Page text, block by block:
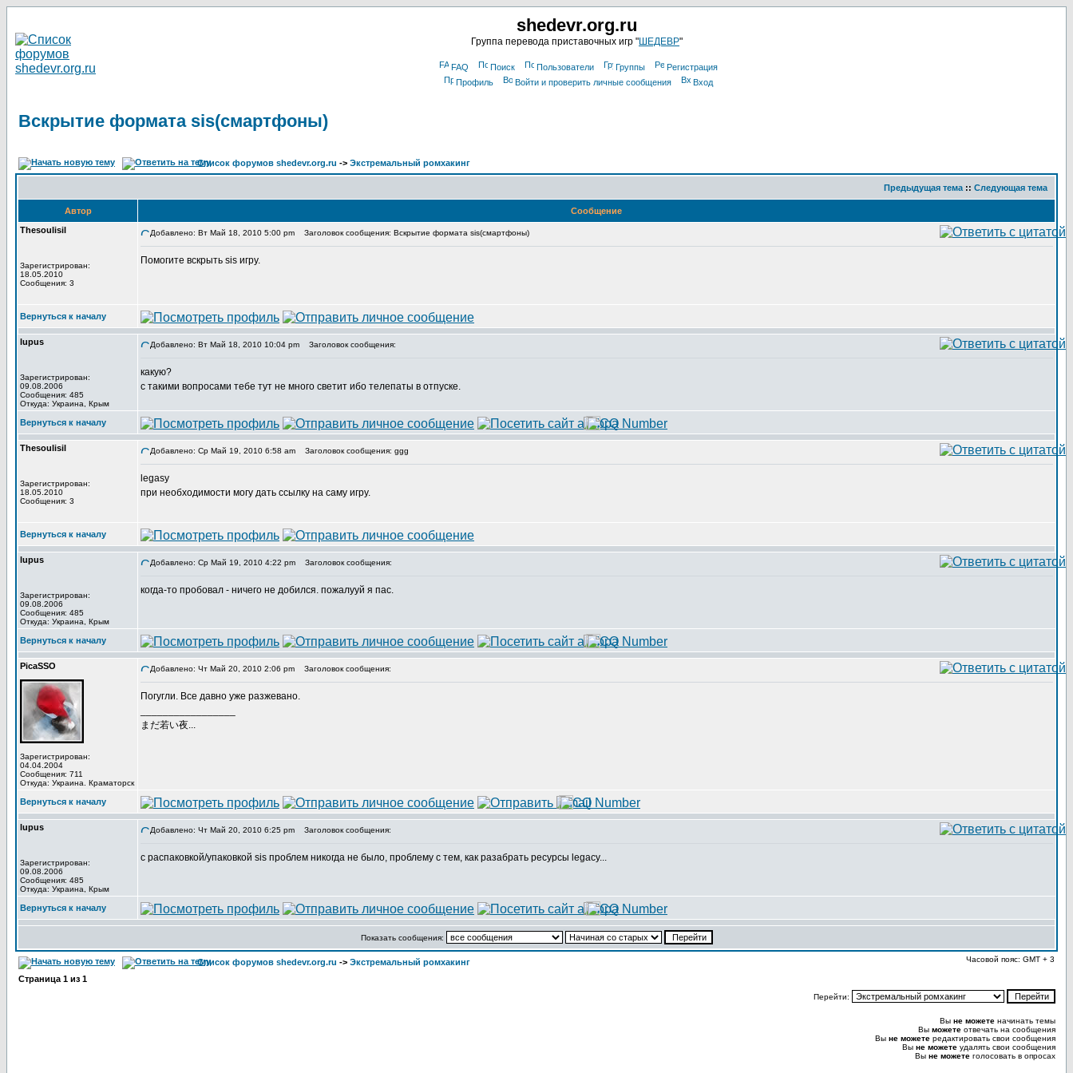
shedevr.org.ru
Группа перевода приставочных игр "ШЕДЕВР"
FAQ Поиск Пользователи Группы
Регистрация
Профиль
Войти и проверить личные сообщения Вход
Вскрытие формата sis(смартфоны)
Список форумов shedevr.org.ru -> Экстремальный ромхакинг
Предыдущая тема :: Следующая тема
Автор
Сообщение
Thesoulisil
Зарегистрирован:
18.05.2010
Сообщения: 3
Добавлено: Вт Май 18, 2010 5:00 pm Заголовок сообщения: Вскрытие формата sis(смартфоны)
Помогите вскрыть sis игру.
Вернуться к началу
lupus
Зарегистрирован:
09.08.2006
Сообщения: 485
Откуда: Украина, Крым
Добавлено: Вт Май 18, 2010 10:04 pm Заголовок сообщения:
какую?
с такими вопросами тебе тут не много светит ибо телепаты в отпуске.
Вернуться к началу
Thesoulisil
Зарегистрирован:
18.05.2010
Сообщения: 3
Добавлено: Ср Май 19, 2010 6:58 am Заголовок сообщения: ggg
legasy
при необходимости могу дать ссылку на саму игру.
Вернуться к началу
lupus
Зарегистрирован:
09.08.2006
Сообщения: 485
Откуда: Украина, Крым
Добавлено: Ср Май 19, 2010 4:22 pm Заголовок сообщения:
когда-то пробовал - ничего не добился. пожалууй я пас.
Вернуться к началу
PicaSSO
Зарегистрирован:
04.04.2004
Сообщения: 711
Откуда: Украина. Краматорск
Добавлено: Чт Май 20, 2010 2:06 pm Заголовок сообщения:
Погугли. Все давно уже разжевано.
まだ若い夜...
Вернуться к началу
lupus
Зарегистрирован:
09.08.2006
Сообщения: 485
Откуда: Украина, Крым
Добавлено: Чт Май 20, 2010 6:25 pm Заголовок сообщения:
с распаковкой/упаковкой sis проблем никогда не было, проблему с тем, как разабрать ресурсы legacy...
Вернуться к началу
Показать сообщения:
Список форумов shedevr.org.ru -> Экстремальный ромхакинг Часовой пояс: GMT + 3
Страница 1 из 1
Перейти:
Вы не можете начинать темы
Вы можете отвечать на сообщения
Вы не можете редактировать свои сообщения
Вы не можете удалять свои сообщения
Вы не можете голосовать в опросах